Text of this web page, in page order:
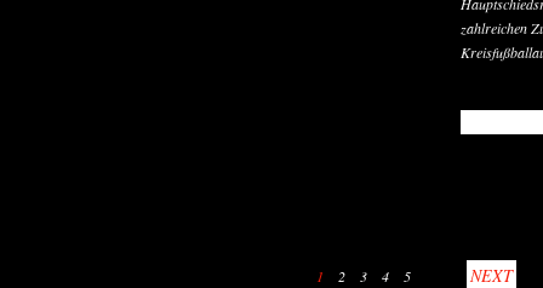
zahlreichen
1 2 3 4 5 NEXT